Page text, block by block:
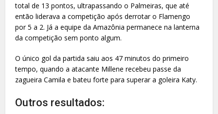
total de 13 pontos, ultrapassando o Palmeiras, que até
então liderava a competição após derrotar o Flamengo
por 5 a 2. Já a equipe da Amazônia permanece na lanterna
da competição sem ponto algum.
O único gol da partida saiu aos 47 minutos do primeiro
tempo, quando a atacante Millene recebeu passe da
zagueira Camila e bateu forte para superar a goleira Katy.
Outros resultados: